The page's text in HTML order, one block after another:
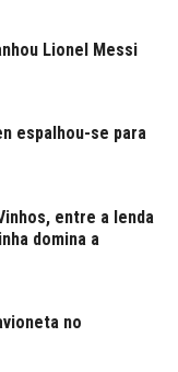
Lionel Messi
espalhou-se para
entre a lenda
domina a
no